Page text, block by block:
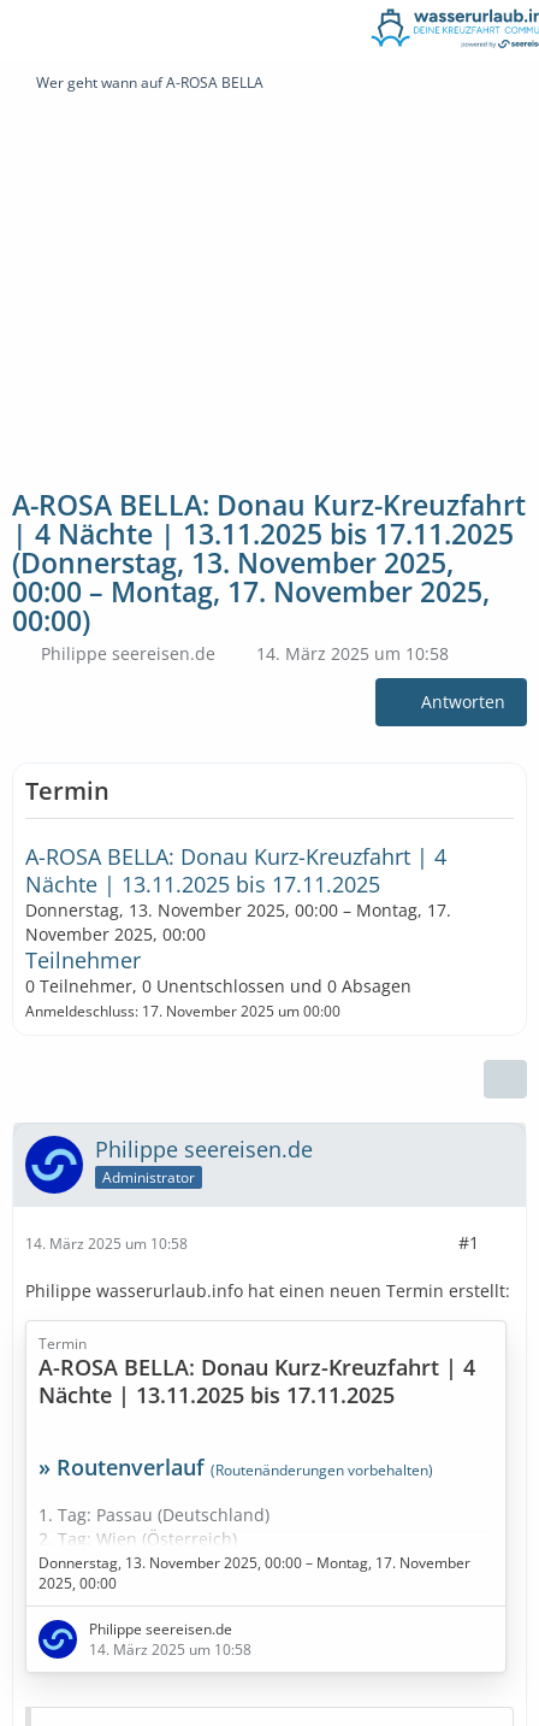
Wer geht wann auf A-ROSA BELLA
A-ROSA BELLA: Donau Kurz-Kreuzfahrt
| 4 Nächte | 13.11.2025 bis 17.11.2025
(Donnerstag, 13. November 2025,
00:00 – Montag, 17. November 2025,
00:00)
Philippe seereisen.de 14. März 2025 um 10:58
Antworten
Termin
A-ROSA BELLA: Donau Kurz-Kreuzfahrt | 4
Nächte | 13.11.2025 bis 17.11.2025
Donnerstag, 13. November 2025, 00:00 – Montag, 17.
November 2025, 00:00
Teilnehmer
0 Teilnehmer, 0 Unentschlossen und 0 Absagen
Anmeldeschluss: 17. November 2025 um 00:00
Philippe seereisen.de
Administrator
14. März 2025 um 10:58 #1
Philippe wasserurlaub.info hat einen neuen Termin erstellt:
Termin
A-ROSA BELLA: Donau Kurz-Kreuzfahrt | 4
Nächte | 13.11.2025 bis 17.11.2025
» Routenverlauf (Routenänderungen vorbehalten)
1. Tag: Passau (Deutschland)
2. Tag: Wien (Österreich)
3. Tag: Melk (Österreich)
4. Tag: Ybbs an der Donau (Österreich)
5. Tag: Linz (Österreich)
6. Tag: Passau (Deutschland)
Donnerstag, 13. November 2025, 00:00 – Montag, 17. November
2025, 00:00
Philippe seereisen.de
14. März 2025 um 10:58